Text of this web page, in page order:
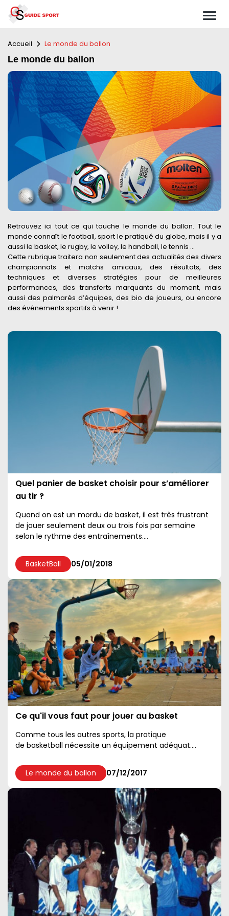
Accueil Le monde du ballon
Le monde du ballon
Retrouvez ici tout ce qui touche le monde du ballon. Tout le
monde connaît le football, sport le pratiqué du globe, mais il y a
aussi le basket, le rugby, le volley, le handball, le tennis …
Cette rubrique traitera non seulement des actualités des divers
championnats et matchs amicaux, des résultats, des
techniques et diverses stratégies pour de meilleures
performances, des transferts marquants du moment, mais
aussi des palmarès d’équipes, des bio de joueurs, ou encore
des événements sportifs à venir !
Quel panier de basket choisir pour s’améliorer
au tir ?
Quand on est un mordu de basket, il est très frustrant
de jouer seulement deux ou trois fois par semaine
selon le rythme des entraînements....
BasketBall 05/01/2018
Ce qu'il vous faut pour jouer au basket
Comme tous les autres sports, la pratique
de basketball nécessite un équipement adéquat....
Le monde du ballon 07/12/2017